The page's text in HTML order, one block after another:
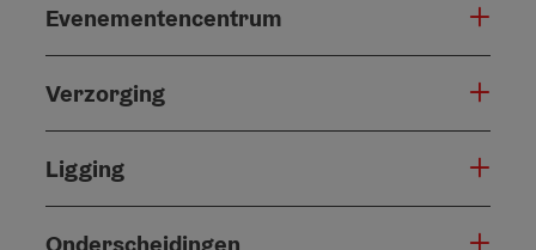
Evenementencentrum
Verzorging
Ligging